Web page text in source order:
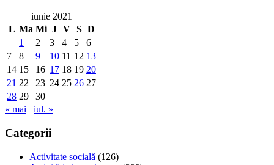
iunie 2021
L Ma Mi J V S D
1
2 3 4 5
6
7
8 9 10 11 12 13
14 15 16 17 18 19 20
21 22 23 24 25 26 27
28 29
30
« mai
iul. »
Categorii
Activitate socială (126)